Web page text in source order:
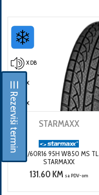
☰ Rezerviši termin
X DB
X
X
STARMAXX
215/60R16 95H W850 MS TL
STARMAXX
131.60 KM sa PDV-om